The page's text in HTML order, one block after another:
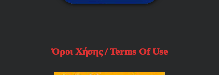
Όροι Χήσης / Terms Of Use